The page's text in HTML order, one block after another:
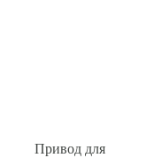
Привод для